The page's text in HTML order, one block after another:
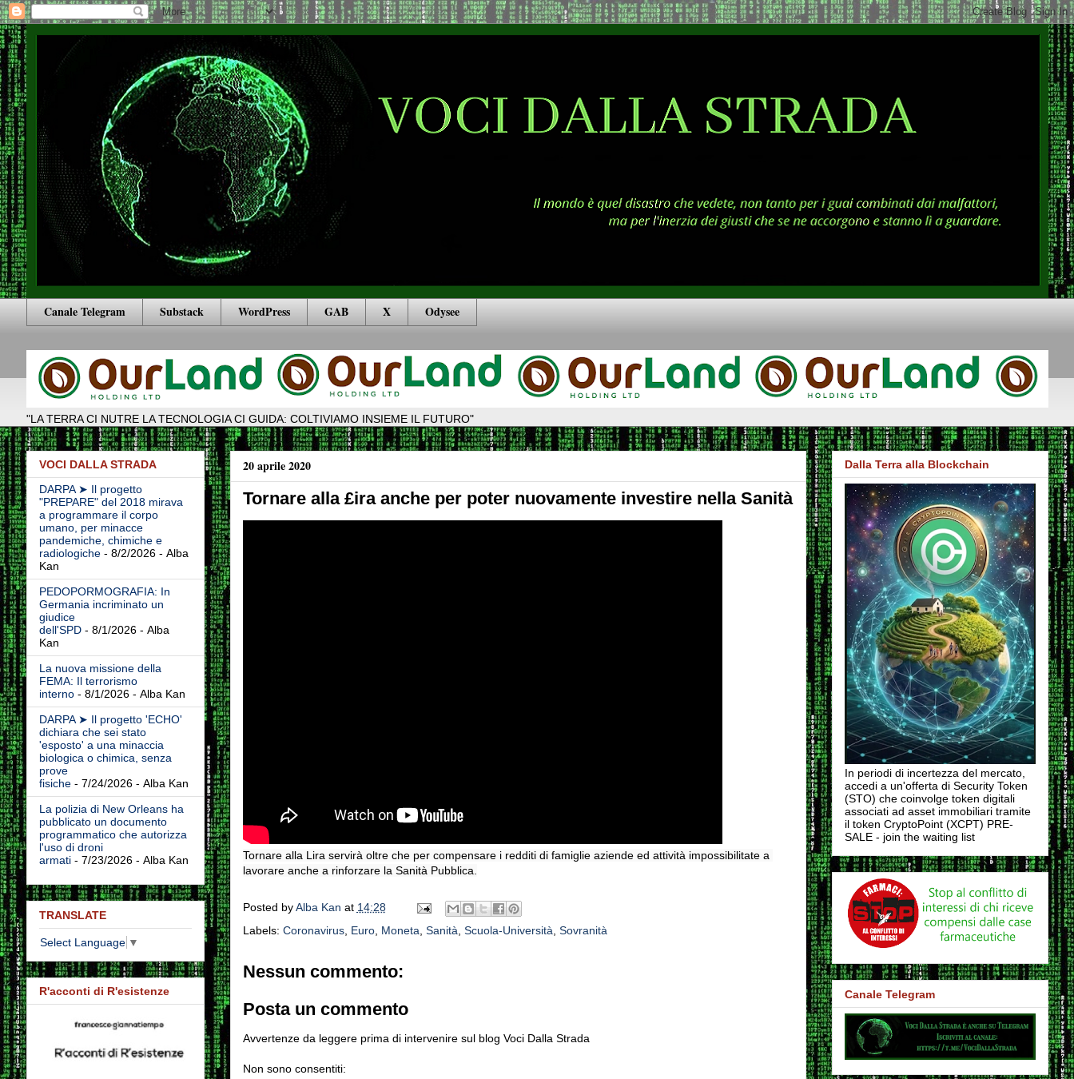
Canale Telegram Substack WordPress GAB X Odysee
"LA TERRA CI NUTRE LA TECNOLOGIA CI GUIDA: COLTIVIAMO INSIEME IL FUTURO"
20 aprile 2020
Tornare alla £ira anche per poter nuovamente investire nella Sanità
Tornare alla Lira servirà oltre che per compensare i redditi di famiglie aziende ed attività impossibilitate a
lavorare anche a rinforzare la Sanità Pubblica.
Posted byAlba Kan at 14:28
Labels: Coronavirus, Euro, Moneta Sanità Scuola-Università Sovranità
Nessun commento:
Posta un commento
Avvertenze da leggere prima di intervenire sul blog Voci Dalla Strada
Non sono consentiti:
VOCI DALLA STRADA
DARPA ➤ Il progetto
"PREPARE" del 2018 mirava
a programmare il corpo
umano, per minacce
pandemiche, chimiche e
radiologiche- 8/2/2026- Alba
Kan
PEDOPORMOGRAFIA: In
Germania incriminato un
giudice
dell'SPD- 8/1/2026- Alba
Kan
La nuova missione della
FEMA: Il terrorismo
interno- 8/1/2026- Alba Kan
DARPA ➤ Il progetto 'ECHO'
dichiara che sei stato
'esposto' a una minaccia
biologica o chimica, senza
prove
fisiche- 7/24/2026- Alba Kan
La polizia di New Orleans ha
pubblicato un documento
programmatico che autorizza
l'uso di droni
armati- 7/23/2026- Alba Kan
TRANSLATE
Select Language ▼
R'acconti di R'esistenze
Dalla Terra alla Blockchain
In periodi di incertezza del mercato,
accedi a un'offerta di Security Token
(STO) che coinvolge token digitali
associati ad asset immobiliari tramite
il token CryptoPoint (XCPT) PRE-
SALE - join the waiting list
Canale Telegram